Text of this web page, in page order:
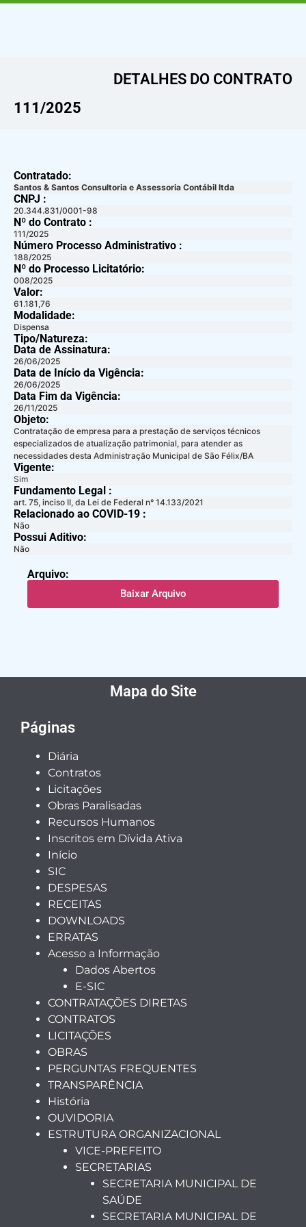
DETALHES DO CONTRATO​
111/2025
Contratado:
Santos & Santos Consultoria e Assessoria Contábil ltda
CNPJ :
20.344.831/0001-98
Nº do Contrato :
111/2025
Número Processo Administrativo :
188/2025
Nº do Processo Licitatório:
008/2025
Valor:
61.181,76
Modalidade:
Dispensa
Tipo/Natureza:
Data de Assinatura:
26/06/2025
Data de Início da Vigência:
26/06/2025
Data Fim da Vigência:
26/11/2025
Objeto:
Contratação de empresa para a prestação de serviços técnicos
especializados de atualização patrimonial, para atender as
necessidades desta Administração Municipal de São Félix/BA
Vigente:
Sim
Fundamento Legal :​
art. 75, inciso II, da Lei de Federal n° 14.133/2021
Relacionado ao COVID-19 :​
Não
Possui Aditivo:​
Não
Arquivo:
Baixar Arquivo
Mapa do Site
Páginas
Diária
Contratos
Licitações
Obras Paralisadas
Recursos Humanos
Inscritos em Dívida Ativa
Início
SIC
DESPESAS
RECEITAS
DOWNLOADS
ERRATAS
Acesso a Informação
Dados Abertos
E-SIC
CONTRATAÇÕES DIRETAS
CONTRATOS
LICITAÇÕES
OBRAS
PERGUNTAS FREQUENTES
TRANSPARÊNCIA
História
OUVIDORIA
ESTRUTURA ORGANIZACIONAL
VICE-PREFEITO
SECRETARIAS
SECRETARIA MUNICIPAL DE
SAÚDE
SECRETARIA MUNICIPAL DE